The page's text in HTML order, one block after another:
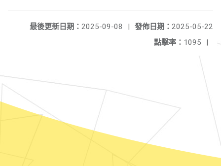
發佈日期： 2025-05-22
最後更新日期： 2025-09-08
|
點擊率： 1095 |